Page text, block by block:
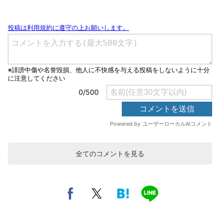
全てのコメントを見る